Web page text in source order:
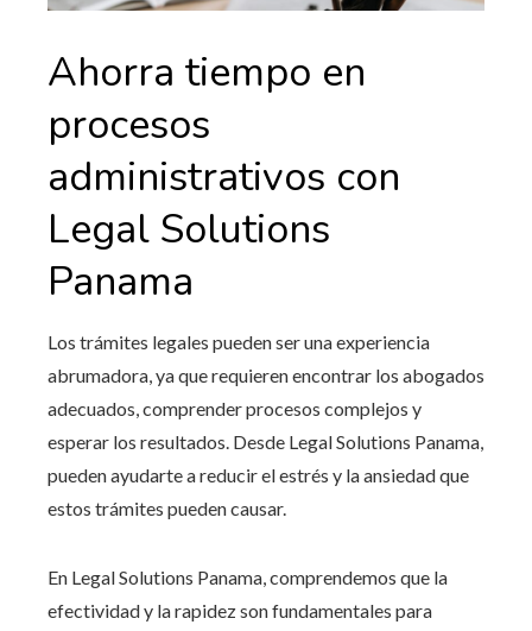
Ahorra tiempo en
procesos
administrativos con
Legal Solutions
Panama
Los trámites legales pueden ser una experiencia
abrumadora, ya que requieren encontrar los abogados
adecuados, comprender procesos complejos y
esperar los resultados. Desde Legal Solutions Panama,
pueden ayudarte a reducir el estrés y la ansiedad que
estos trámites pueden causar.
En Legal Solutions Panama, comprendemos que la
efectividad y la rapidez son fundamentales para